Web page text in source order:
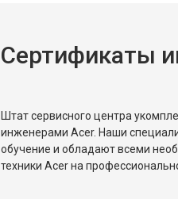
Сертификаты
Штат сервисного центра
инженерами Acer. Наши
обучение и обладают всеми
техники Acer на